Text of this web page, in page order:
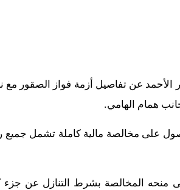
همام الهامي.
على مخالصة مالية كاملة تشمل جميع
على منحه المخالصة بشرط التنازل عن